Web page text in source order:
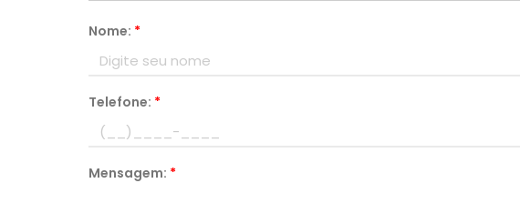
Nome: *
Telefone: *
Mensagem: *